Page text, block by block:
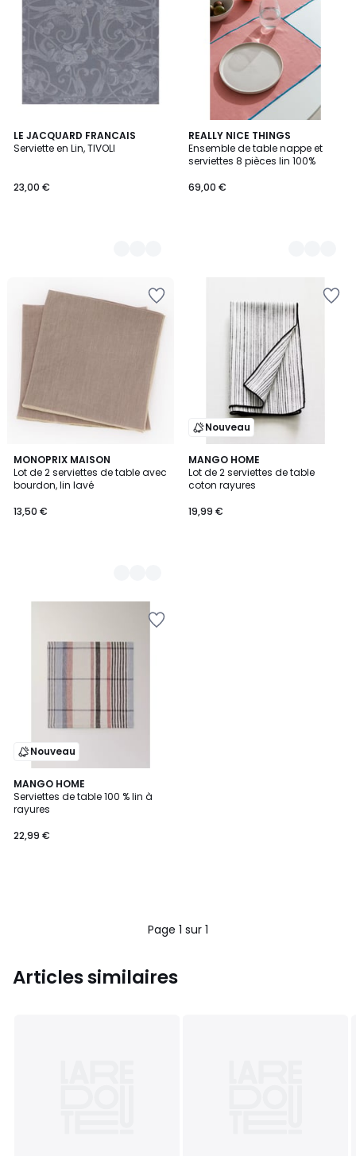
LE JACQUARD FRANCAIS
Serviette en Lin, TIVOLI
23,00 €
5
Couleurs
REALLY NICE THINGS
Ensemble de table nappe et
serviettes 8 pièces lin 100%
69,00 €
4
Couleurs
MONOPRIX MAISON
Lot de 2 serviettes de table avec
bourdon, lin lavé
13,50 €
2
Couleurs
Nouveau
MANGO HOME
Lot de 2 serviettes de table
coton rayures
19,99 €
Nouveau
MANGO HOME
Serviettes de table 100 % lin à
rayures
22,99 €
Page 1 sur 1
Articles similaires